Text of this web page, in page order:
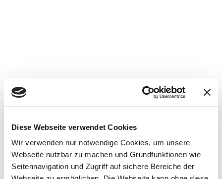
Diese Webseite verwendet Cookies
Wir verwenden nur notwendige Cookies, um unsere
Webseite nutzbar zu machen und Grundfunktionen wie
Seitennavigation und Zugriff auf sichere Bereiche der